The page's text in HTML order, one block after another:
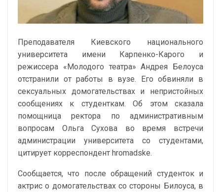
Преподавателя Киевского национального
университета имени Карпенко-Карого и
режиссера «Молодого театра» Андрея Белоуса
отстранили от работы в вузе. Его обвиняли в
сексуальных домогательствах и непристойных
сообщениях к студенткам. Об этом сказала
помощница ректора по административным
вопросам Ольга Сухова во время встречи
администрации университета со студентами,
цитирует корреспондент hromadske.
Сообщается, что после обращений студенток и
актрис о домогательствах со стороны Билоуса, в